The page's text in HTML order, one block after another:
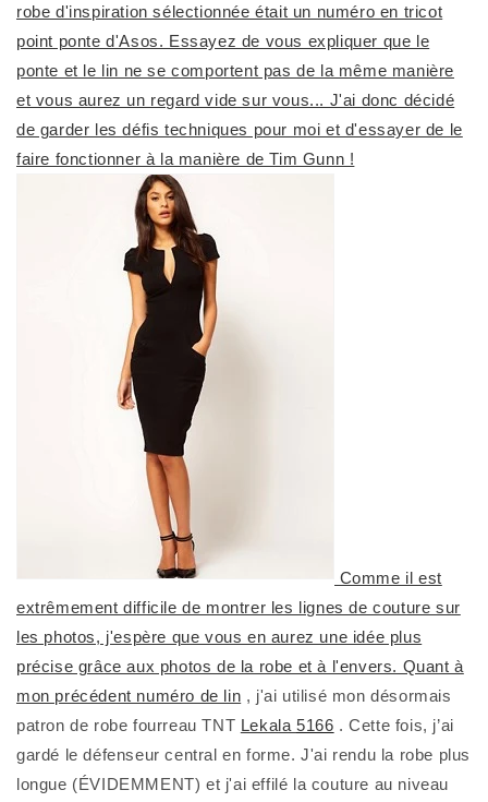
robe d'inspiration sélectionnée était un numéro en tricot
point ponte d'Asos. Essayez de vous expliquer que le
ponte et le lin ne se comportent pas de la même manière
et vous aurez un regard vide sur vous... J'ai donc décidé
de garder les défis techniques pour moi et d'essayer de le
faire fonctionner à la manière de Tim Gunn !
Comme il est
extrêmement difficile de montrer les lignes de couture sur
les photos, j'espère que vous en aurez une idée plus
précise grâce aux photos de la robe et à l'envers. Quant à
mon précédent numéro de lin , j'ai utilisé mon désormais
patron de robe fourreau TNT Lekala5166 . Cette fois, j’ai
gardé le défenseur central en forme. J'ai rendu la robe plus
longue (ÉVIDEMMENT) et j'ai effilé la couture au niveau